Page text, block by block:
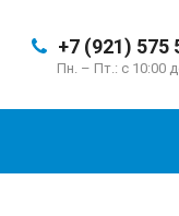
+7 (921) 575
Пн. – Пт.: с 10:00